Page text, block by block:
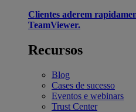
Clientes aderem
TeamViewer.
Recursos
Blog
Cases de sucesso
Eventos e webinars
Trust Center